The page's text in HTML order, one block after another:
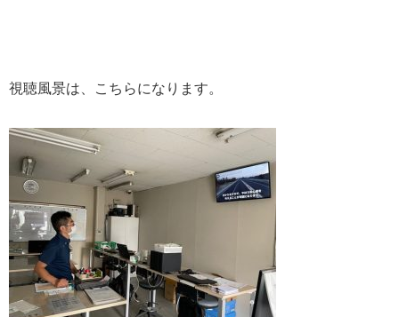
視聴風景は、こちらになります。